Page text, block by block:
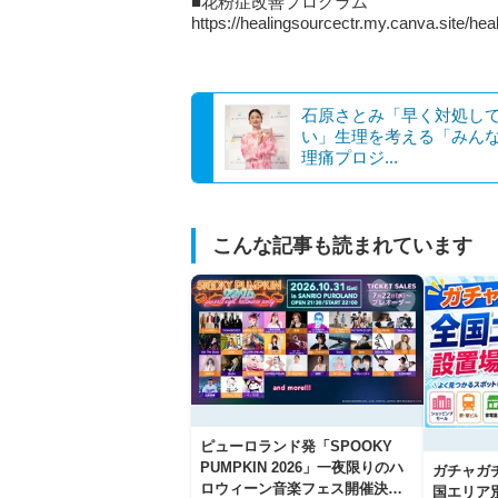
https://healingsourcectr.my.canva.site/
石原さとみ「早く対処し
い」生理を考える「みん
理痛プロジ...
こんな記事も読まれています
ピューロランド発「SPOOKY
PUMPKIN 2026」一夜限りのハ
ロウィーン音楽フェス開催決
ガチャガ
国エリア